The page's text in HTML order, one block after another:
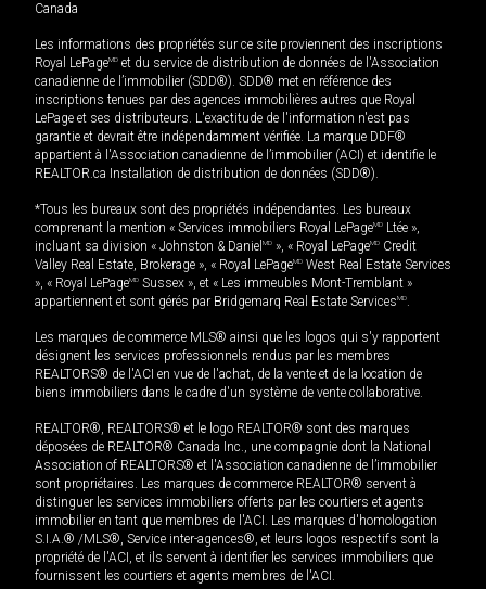
Canada
Les informations des propriétés sur ce site proviennent des inscriptions
Royal LePageMD et du service de distribution de données de l'Association
canadienne de l’immobilier (SDD®). SDD® met en référence des
inscriptions tenues par des agences immobilières autres que Royal
LePage et ses distributeurs. L'exactitude de l'information n'est pas
garantie et devrait être indépendamment vérifiée. La marque DDF®
appartient à l'Association canadienne de l’immobilier (ACI) et identifie le
REALTOR.ca Installation de distribution de données (SDD®).
*Tous les bureaux sont des propriétés indépendantes. Les bureaux
comprenant la mention « Services immobiliers Royal LePageMD Ltée »,
incluant sa division « Johnston & Daniel MD », « Royal LePageMD Credit
Valley Real Estate, Brokerage », « Royal LePageMD West Real Estate Services
», « Royal LePageMD Sussex », et « Les immeubles Mont-Tremblant »
appartiennent et sont gérés par Bridgemarq Real Estate ServicesMD.
Les marques de commerce MLS® ainsi que les logos qui s'y rapportent
désignent les services professionnels rendus par les membres
REALTORS® de l'ACI en vue de l'achat, de la vente et de la location de
biens immobiliers dans le cadre d'un système de vente collaborative.
REALTOR®, REALTORS® et le logo REALTOR® sont des marques
déposées de REALTOR® Canada Inc., une compagnie dont la National
Association of REALTORS® et l'Association canadienne de l’immobilier
sont propriétaires. Les marques de commerce REALTOR® servent à
distinguer les services immobiliers offerts par les courtiers et agents
immobilier en tant que membres de l'ACI. Les marques d'homologation
S.I.A.® /MLS®, Service inter-agences®, et leurs logos respectifs sont la
propriété de l'ACI, et ils servent à identifier les services immobiliers que
fournissent les courtiers et agents membres de l'ACI.